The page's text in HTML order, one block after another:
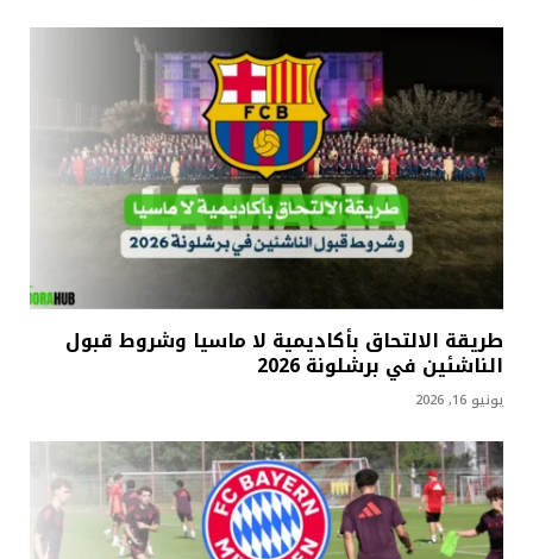
طريقة الالتحاق بأكاديمية لا ماسيا وشروط قبول
الناشئين في برشلونة 2026
يونيو 16, 2026